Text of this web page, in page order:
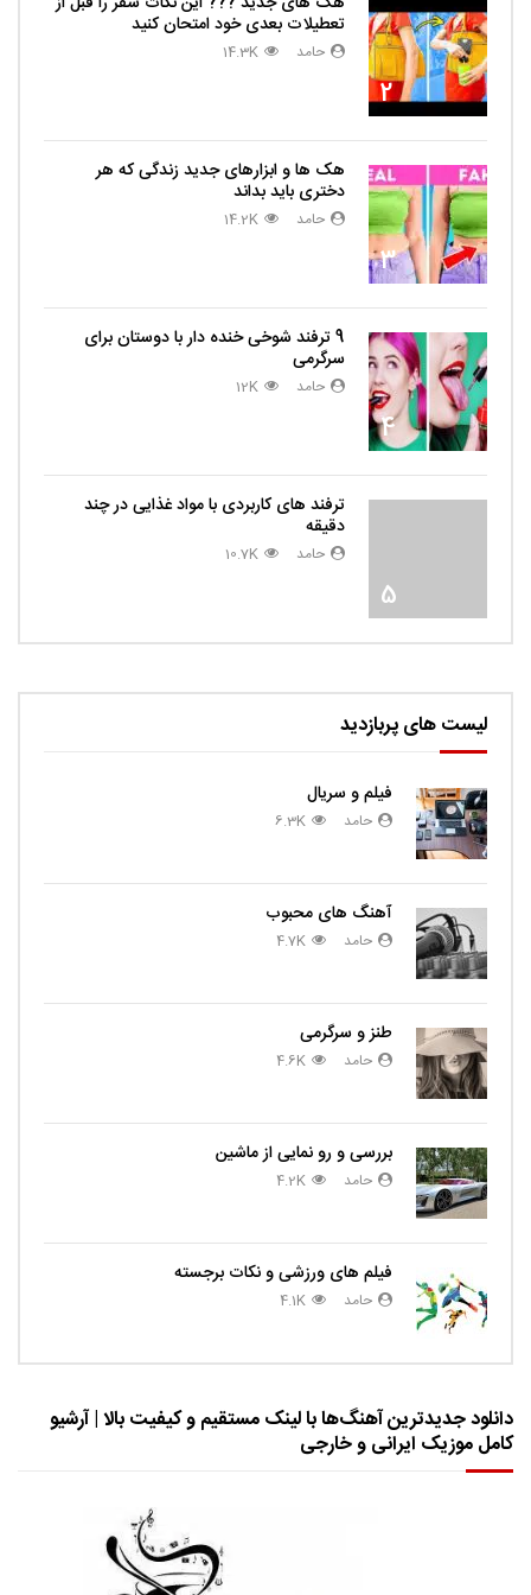
2
تعطیلات بعدی خود امتحان کنید
حامد 14.3K
3
هک ها و ابزارهای جدید زندگی که هر
دختری باید بداند
حامد 14.2K
4
9 ترفند شوخی خنده دار با دوستان برای
سرگرمی
حامد 12K
5
ترفند های کاربردی با مواد غذایی در چند
دقیقه
حامد 10.7K
لیست های پربازدید
فیلم و سریال
حامد 6.3K
آهنگ های محبوب
حامد 4.7K
طنز و سرگرمی
حامد 4.6K
بررسی و رو نمایی از ماشین
حامد 4.2K
فیلم های ورزشی و نکات برجسته
حامد 4.1K
دانلود جدیدترین آهنگ‌ها با لینک مستقیم و کیفیت بالا | آرشیو
کامل موزیک ایرانی و خارجی